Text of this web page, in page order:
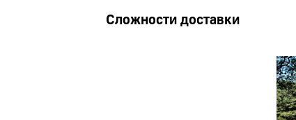
Сложности доставки